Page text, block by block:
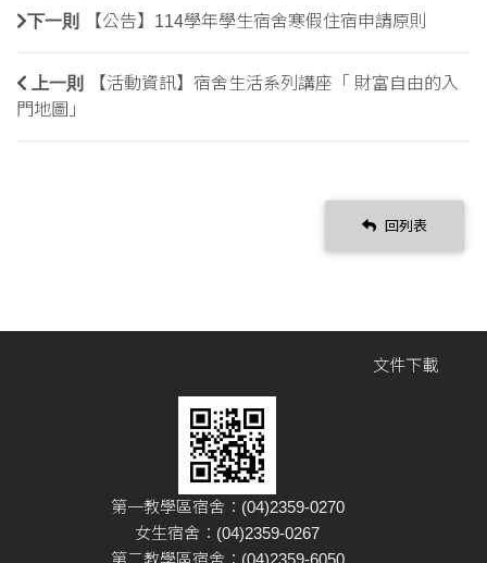
下一則 【公告】114學年學生宿舍寒假住宿申請原則
上一則
【活動資訊】宿舍生活系列講座「 財富自由的入
門地圖」
回列表
文件下載
第一教學區宿舍：(04)2359-0270
女生宿舍：(04)2359-0267